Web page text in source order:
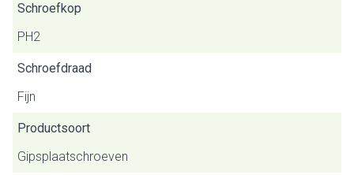
Schroefkop
PH2
Schroefdraad
Fijn
Productsoort
Gipsplaatschroeven